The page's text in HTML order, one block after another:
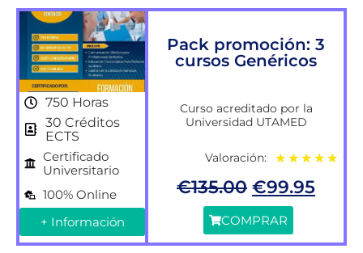
750 Horas
30 Créditos
ECTS
Certificado
Universitario
100% Online
+ Información
Pack promoción: 3
cursos Genéricos
Curso acreditado por la
Universidad UTAMED
Valoración: ★ ★ ★ ★ ★
€135.00 €99.95
COMPRAR